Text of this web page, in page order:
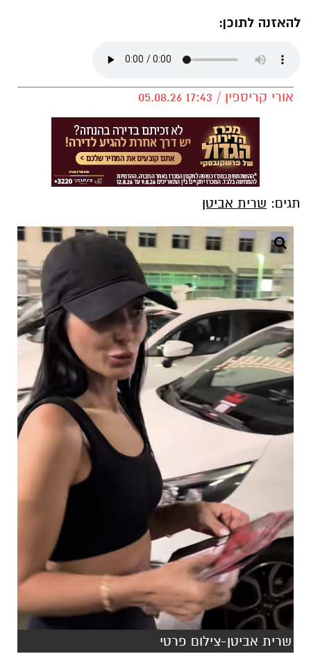
להאזנה לתוכן:
אורי קריספין / 17:43 05.08.26
תגים: שרית אביטן
שרית אביטן-צילום פרטי